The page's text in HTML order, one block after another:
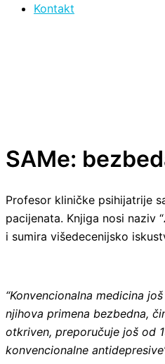
Kontakt
SAMe:
Profesor kliničke psihijatrije
pacijenata. Knjiga nosi naziv “
i sumira višedecenijsko
“Konvencionalna medicina
njihova primena bezbedna,
otkriven, preporučuje još od
konvencionalne